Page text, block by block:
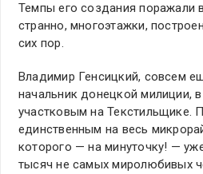
Темпы его создания поражали
странно, многоэтажки,
сих пор.
Владимир Генсицкий, совсем
начальник донецкой милиции,
участковым на Текстильщике.
единственным на весь
которого — на минуточку! —
тысяч не самых миролюбивых